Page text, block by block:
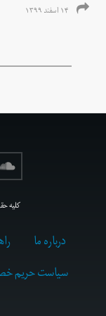
۱۴ اسفند ۱۳۹۹
کلیه
درباره ما
سیاست حریم